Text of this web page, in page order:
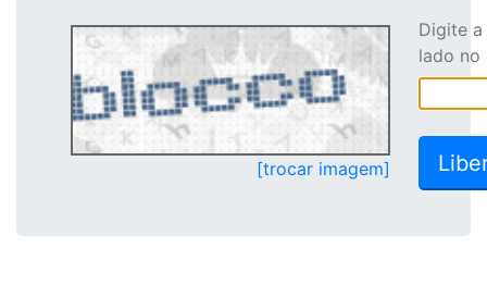
[trocar imagem]
Digite
lado no